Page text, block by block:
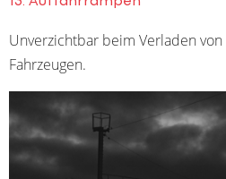
Unverzichtbar beim Verladen
Fahrzeugen.